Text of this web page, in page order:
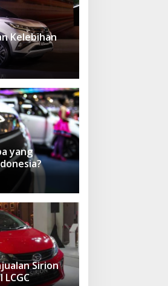
Kelebihan
yang
Sirion